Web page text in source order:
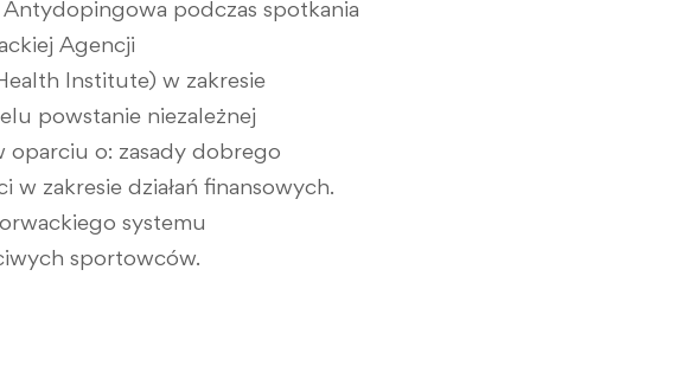
Antydopingowa podczas spotkania
Agencji
Institute) w zakresie
powstanie niezależnej
oparciu o: zasady dobrego
w zakresie działań finansowych.
systemu
sportowców.